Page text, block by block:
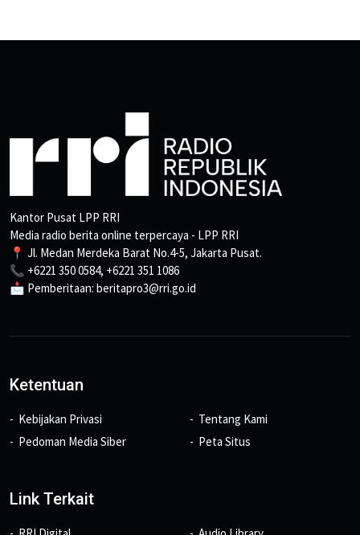
Kantor Pusat LPP RRI
Media radio berita online terpercaya - LPP RRI
📍 Jl. Medan Merdeka Barat No.4-5, Jakarta Pusat.
📞 +6221 350 0584, +6221 351 1086
📩 Pemberitaan: beritapro3@rri.go.id
Ketentuan
Kebijakan Privasi
Pedoman Media Siber
Tentang Kami
Peta Situs
Link Terkait